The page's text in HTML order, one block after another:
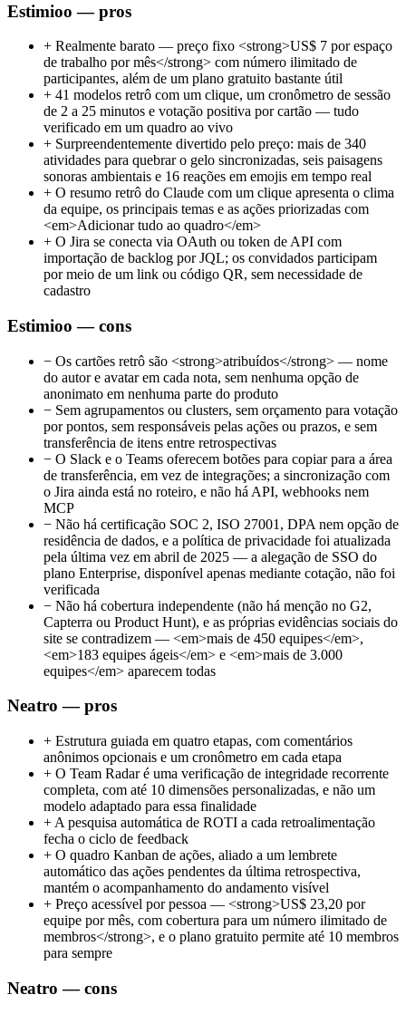
Estimioo — pros
+ Realmente barato — preço fixo <strong>US$ 7 por espaço
de trabalho por mês</strong> com número ilimitado de
participantes, além de um plano gratuito bastante útil
+ 41 modelos retrô com um clique, um cronômetro de sessão
de 2 a 25 minutos e votação positiva por cartão — tudo
verificado em um quadro ao vivo
+ Surpreendentemente divertido pelo preço: mais de 340
atividades para quebrar o gelo sincronizadas, seis paisagens
sonoras ambientais e 16 reações em emojis em tempo real
+ O resumo retrô do Claude com um clique apresenta o clima
da equipe, os principais temas e as ações priorizadas com
<em>Adicionar tudo ao quadro</em>
+ O Jira se conecta via OAuth ou token de API com
importação de backlog por JQL; os convidados participam
por meio de um link ou código QR, sem necessidade de
cadastro
Estimioo — cons
− Os cartões retrô são <strong>atribuídos</strong> — nome
do autor e avatar em cada nota, sem nenhuma opção de
anonimato em nenhuma parte do produto
− Sem agrupamentos ou clusters, sem orçamento para votação
por pontos, sem responsáveis pelas ações ou prazos, e sem
transferência de itens entre retrospectivas
− O Slack e o Teams oferecem botões para copiar para a área
de transferência, em vez de integrações; a sincronização com
o Jira ainda está no roteiro, e não há API, webhooks nem
MCP
− Não há certificação SOC 2, ISO 27001, DPA nem opção de
residência de dados, e a política de privacidade foi atualizada
pela última vez em abril de 2025 — a alegação de SSO do
plano Enterprise, disponível apenas mediante cotação, não foi
verificada
− Não há cobertura independente (não há menção no G2,
Capterra ou Product Hunt), e as próprias evidências sociais do
site se contradizem — <em>mais de 450 equipes</em>,
<em>183 equipes ágeis</em> e <em>mais de 3.000
equipes</em> aparecem todas
Neatro — pros
+ Estrutura guiada em quatro etapas, com comentários
anônimos opcionais e um cronômetro em cada etapa
+ O Team Radar é uma verificação de integridade recorrente
completa, com até 10 dimensões personalizadas, e não um
modelo adaptado para essa finalidade
+ A pesquisa automática de ROTI a cada retroalimentação
fecha o ciclo de feedback
+ O quadro Kanban de ações, aliado a um lembrete
automático das ações pendentes da última retrospectiva,
mantém o acompanhamento do andamento visível
+ Preço acessível por pessoa — <strong>US$ 23,20 por
equipe por mês, com cobertura para um número ilimitado de
membros</strong>, e o plano gratuito permite até 10 membros
para sempre
Neatro — cons